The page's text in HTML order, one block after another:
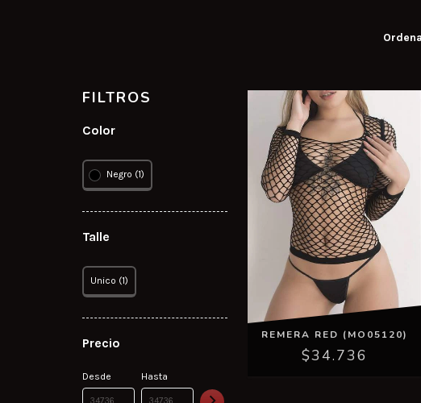
FILTROS
Color
Negro (1)
Talle
Unico (1)
Precio
Desde Hasta
REMERA RED (MO05120)
$34.736